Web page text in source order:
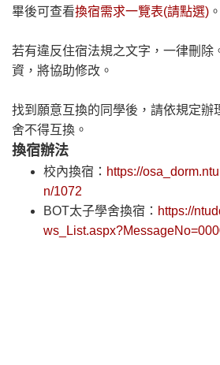
畢後可查看換宿需求一覽表(請點選) 。
若有違反住宿法規之文字，一律刪除
資，將協助修改。
找到願意互換的同學後，請依規定辦
舍不得互換。
換宿辦法
校內換宿： https://
n/1072
BOT太子學舍換宿： https://